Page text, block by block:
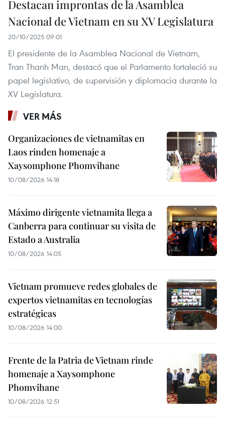
Destacan improntas de la Asamblea
Nacional de Vietnam en su XV Legislatura
20/10/2025 09:01
El presidente de la Asamblea Nacional de Vietnam,
Tran Thanh Man, destacó que el Parlamento fortaleció su
papel legislativo, de supervisión y diplomacia durante la
XV Legislatura.
VER MÁS
Organizaciones de vietnamitas en
Laos rinden homenaje a
Xaysomphone Phomvihane
10/08/2026 14:18
Máximo dirigente vietnamita llega a
Canberra para continuar su visita de
Estado a Australia
10/08/2026 14:05
Vietnam promueve redes globales de
expertos vietnamitas en tecnologías
estratégicas
10/08/2026 14:00
Frente de la Patria de Vietnam rinde
homenaje a Xaysomphone
Phomvihane
10/08/2026 12:51